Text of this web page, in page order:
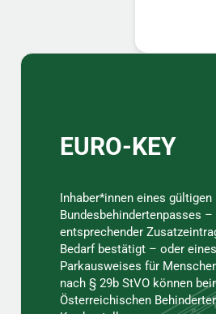
Sidebar
EURO-KEY
Inhaber*innen eines gültigen
Bundesbehindertenpasses
entsprechender
Bedarf bestätigt – oder
Parkausweises für
nach § 29b StVO können
Österreichischen